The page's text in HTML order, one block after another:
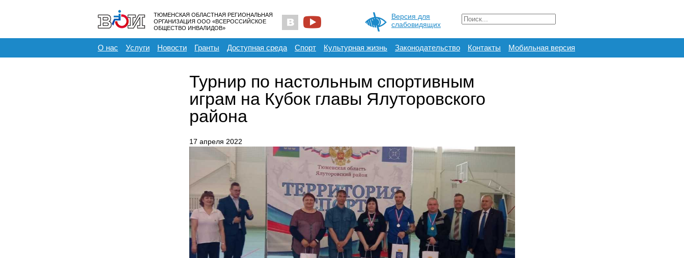
ТЮМЕНСКАЯ ОБЛАСТНАЯ РЕГИОНАЛЬНАЯ
ОРГАНИЗАЦИЯ ООО «ВСЕРОССИЙСКОЕ
ОБЩЕСТВО ИНВАЛИДОВ»
Версия для
слабовидящих
О нас Услуги Новости Гранты Доступная среда Спорт Культурная жизнь Законодательство Контакты Мобильная версия
Турнир по настольным спортивным
играм на Кубок главы Ялуторовского
района
17 апреля 2022